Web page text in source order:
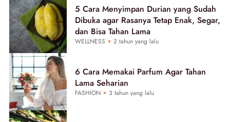
5 Cara Menyimpan Durian yang Sudah
Dibuka agar Rasanya Tetap Enak, Segar,
dan Bisa Tahan Lama
WELLNESS 2 tahun yang lalu
6 Cara Memakai Parfum Agar Tahan
Lama Seharian
FASHION 3 tahun yang lalu